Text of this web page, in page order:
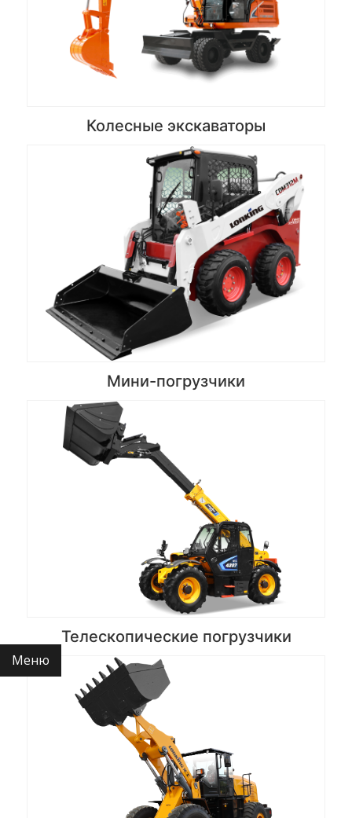
Колесные экскаваторы
Мини-погрузчики
Телескопические погрузчики